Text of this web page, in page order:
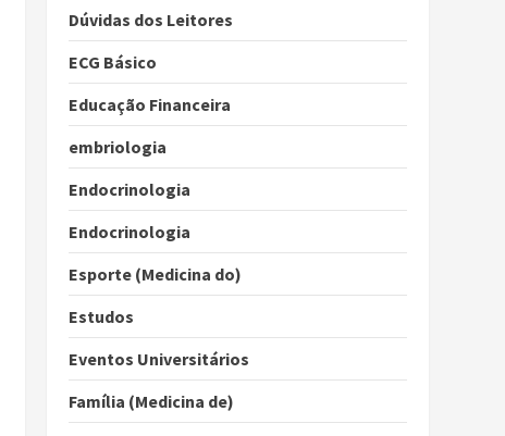
Dúvidas dos Leitores
ECG Básico
Educação Financeira
embriologia
Endocrinologia
Endocrinologia
Esporte (Medicina do)
Estudos
Eventos Universitários
Família (Medicina de)